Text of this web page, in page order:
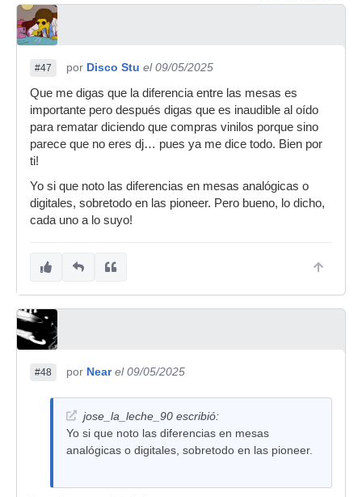
#47 por Disco Stu el 09/05/2025
Que me digas que la diferencia entre las mesas es
importante pero después digas que es inaudible al oído
para rematar diciendo que compras vinilos porque sino
parece que no eres dj… pues ya me dice todo. Bien por
ti!
Yo si que noto las diferencias en mesas analógicas o
digitales, sobretodo en las pioneer. Pero bueno, lo dicho,
cada uno a lo suyo!
#48 por Near el 09/05/2025
jose_la_leche_90 escribió:
Yo si que noto las diferencias en mesas
analógicas o digitales, sobretodo en las pioneer.